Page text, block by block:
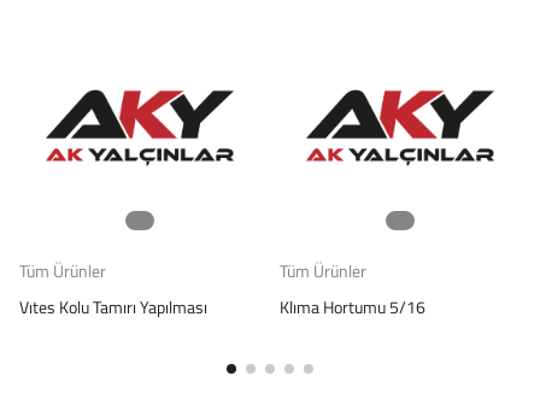
Tüm Ürünler
Vıtes Kolu Tamırı Yapılması
Tüm Ürünler
Klıma Hortumu 5/16